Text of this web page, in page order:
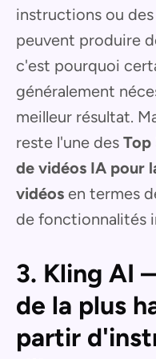
instructions ou
peuvent produire
c'est pourquoi
généralement
meilleur résultat.
reste l'une des Top
de vidéos IA pour
vidéos en termes
de fonctionnalités
3. Kling AI
de la plus
partir